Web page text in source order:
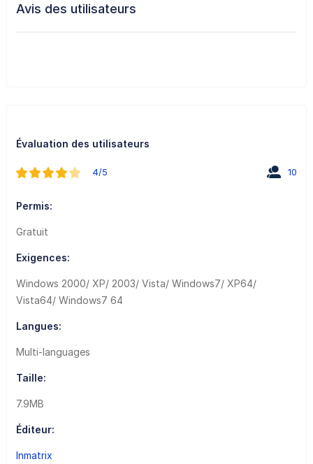
Avis des utilisateurs
Évaluation des utilisateurs
4/5 10
Permis:
Gratuit
Exigences:
Windows 2000/ XP/ 2003/ Vista/ Windows7/ XP64/
Vista64/ Windows7 64
Langues:
Multi-languages
Taille:
7.9MB
Éditeur:
Inmatrix